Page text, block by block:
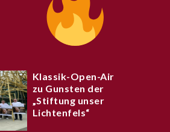
Klassik-Open-Air
zu Gunsten der
„Stiftung unser
Lichtenfels“